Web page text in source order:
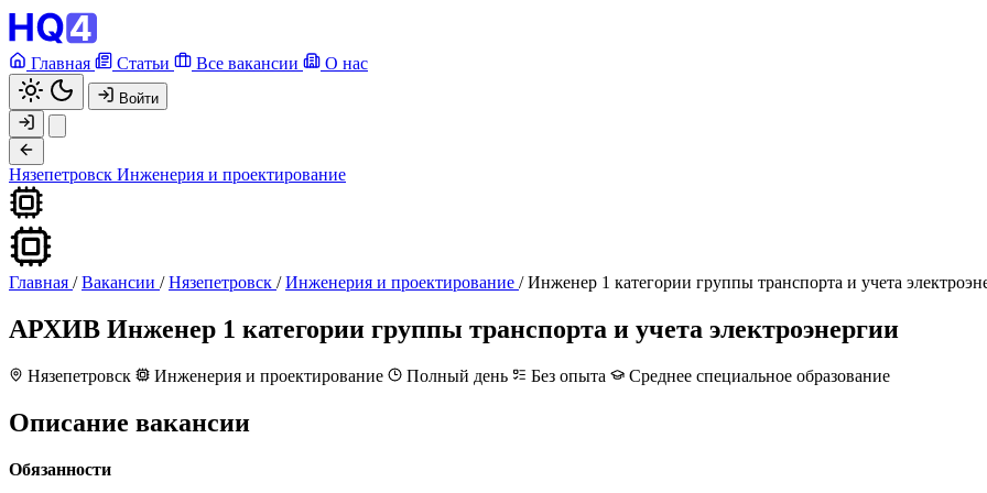
Главная Статьи Все вакансии О нас
Войти
Нязепетровск Инженерия и проектирование
Главная / Вакансии / Нязепетровск / Инженерия и проектирование / Инженер 1 категории группы транспорта и учета
АРХИВ Инженер 1 категории группы транспорта и учета электроэнергии
Нязепетровск Инженерия и проектирование Полный день Без опыта Среднее специальное образование
Описание вакансии
Обязанности